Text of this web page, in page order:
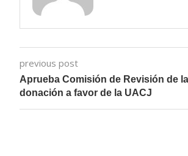
previous post
Aprueba Comisión de Revisión de
donación a favor de la UACJ